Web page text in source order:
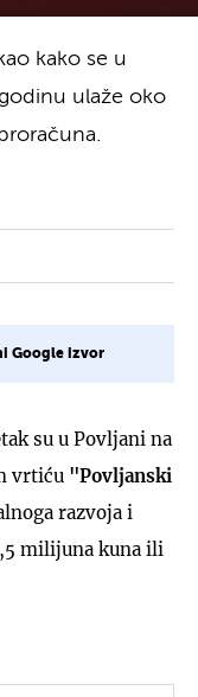
kako se u
ulaže oko
Google izvor
su u Povljani na
vrtiću "Povljanski
razvoja i
milijuna kuna ili